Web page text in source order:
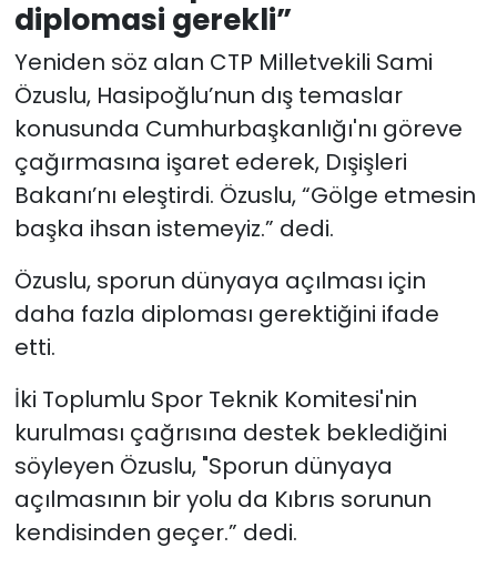
diplomasi gerekli”
Yeniden söz alan CTP Milletvekili Sami
Özuslu, Hasipoğlu’nun dış temaslar
konusunda Cumhurbaşkanlığı'nı göreve
çağırmasına işaret ederek, Dışişleri
Bakanı’nı eleştirdi. Özuslu, “Gölge etmesin
başka ihsan istemeyiz.” dedi.
Özuslu, sporun dünyaya açılması için
daha fazla diploması gerektiğini ifade
etti.
İki Toplumlu Spor Teknik Komitesi'nin
kurulması çağrısına destek beklediğini
söyleyen Özuslu, "Sporun dünyaya
açılmasının bir yolu da Kıbrıs sorunun
kendisinden geçer.” dedi.